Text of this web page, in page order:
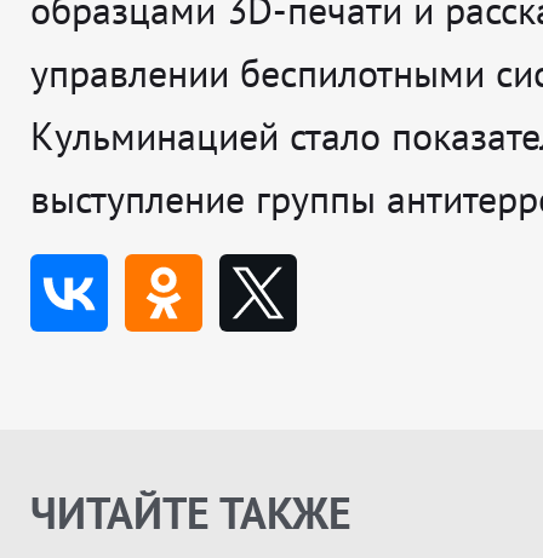
управлении беспилотными
Кульминацией стало
выступление группы
ЧИТАЙТЕ ТАКЖЕ